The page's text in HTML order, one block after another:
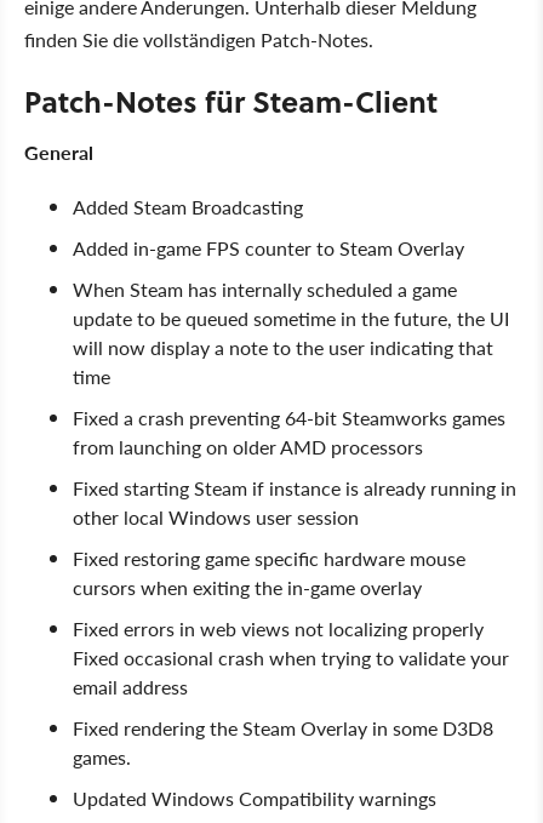
einige andere Änderungen. Unterhalb dieser Meldung
finden Sie die vollständigen Patch-Notes.
Patch-Notes für Steam-Client
General
Added Steam Broadcasting
Added in-game FPS counter to Steam Overlay
When Steam has internally scheduled a game
update to be queued sometime in the future, the UI
will now display a note to the user indicating that
time
Fixed a crash preventing 64-bit Steamworks games
from launching on older AMD processors
Fixed starting Steam if instance is already running in
other local Windows user session
Fixed restoring game specific hardware mouse
cursors when exiting the in-game overlay
Fixed errors in web views not localizing properly
Fixed occasional crash when trying to validate your
email address
Fixed rendering the Steam Overlay in some D3D8
games.
Updated Windows Compatibility warnings